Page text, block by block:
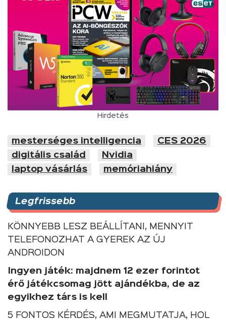
Hirdetés
mesterséges intelligencia
CES 2026
digitális család
Nvidia
laptop vásárlás
memóriahiány
Legfrissebb
KÖNNYEBB LESZ BEÁLLÍTANI, MENNYIT
TELEFONOZHAT A GYEREK AZ ÚJ
ANDROIDON
Ingyen játék: majdnem 12 ezer forintot
érő játékcsomag jött ajándékba, de az
egyikhez társ is kell
5 FONTOS KÉRDÉS, AMI MEGMUTATJA, HOL